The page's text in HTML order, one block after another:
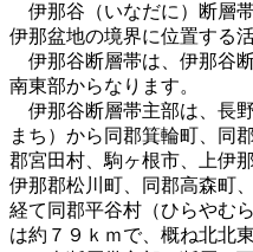
伊那谷（いなだに）断層
伊那盆地の境界に位置する
伊那谷断層帯は、伊那谷
南東部からなります。
伊那谷断層帯主部は、長
まち）から同郡箕輪町、同
郡宮田村、駒ヶ根市、上伊
伊那郡松川町、同郡高森町
経て同郡平谷村（ひらやむ
は約７９ｋｍで、概ね北北